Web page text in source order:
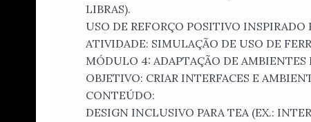
LIBRAS).
USO DE REFORÇO POSITIVO
ATIVIDADE: SIMULAÇÃO DE USO DE
MÓDULO 4: ADAPTAÇÃO DE AMBIENTES
OBJETIVO: CRIAR INTERFACES E
CONTEÚDO:
DESIGN INCLUSIVO PARA TEA (EX.: